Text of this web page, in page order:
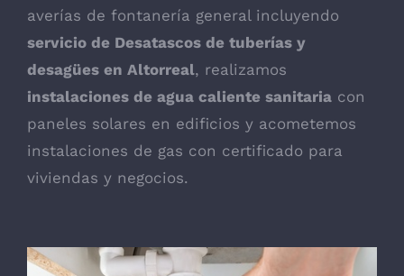
averías de fontanería general incluyendo
servicio de Desatascos de tuberías y
desagües en Altorreal, realizamos
instalaciones de agua caliente sanitaria con
paneles solares en edificios y acometemos
instalaciones de gas con certificado para
viviendas y negocios.